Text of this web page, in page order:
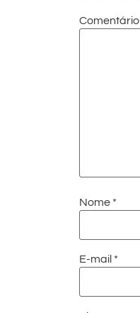
Comentário
Nome *
E-mail *